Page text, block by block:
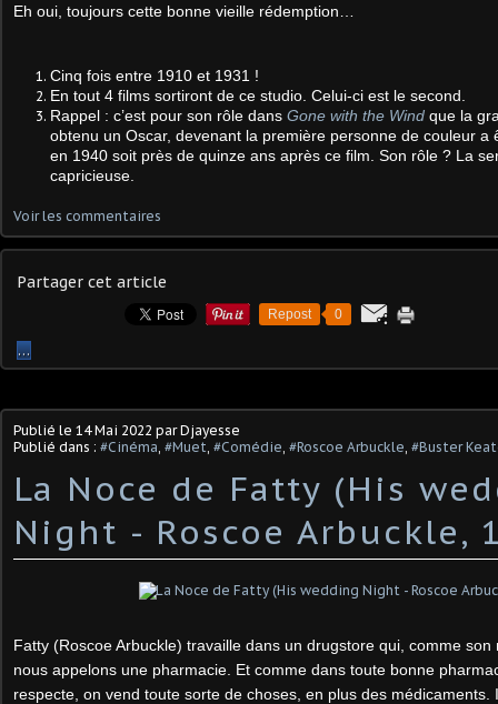
Eh oui, toujours cette bonne vieille rédemption…
Cinq fois entre 1910 et 1931 !
En tout 4 films sortiront de ce studio. Celui-ci est le second.
Rappel : c’est pour son rôle dans Gone with the Wind que la
obtenu un Oscar, devenant la première personne de couleur a
en 1940 soit près de quinze ans après ce film. Son rôle ? La
capricieuse.
Voir les commentaires
Partager cet article
Repost 0
…
Publié le 14 Mai 2022 par Djayesse
Publié dans : #Cinéma #Muet #Comédie #Roscoe Arbuckle #Buster
La Noce de Fatty (His
Night - Roscoe Arbuckle,
Fatty (Roscoe Arbuckle) travaille dans un drugstore qui, comme son
nous appelons une pharmacie. Et comme dans toute bonne
respecte, on vend toute sorte de choses, en plus des médicaments.